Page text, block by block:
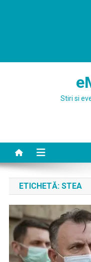
Stiri si
ETICHETĂ: STEA